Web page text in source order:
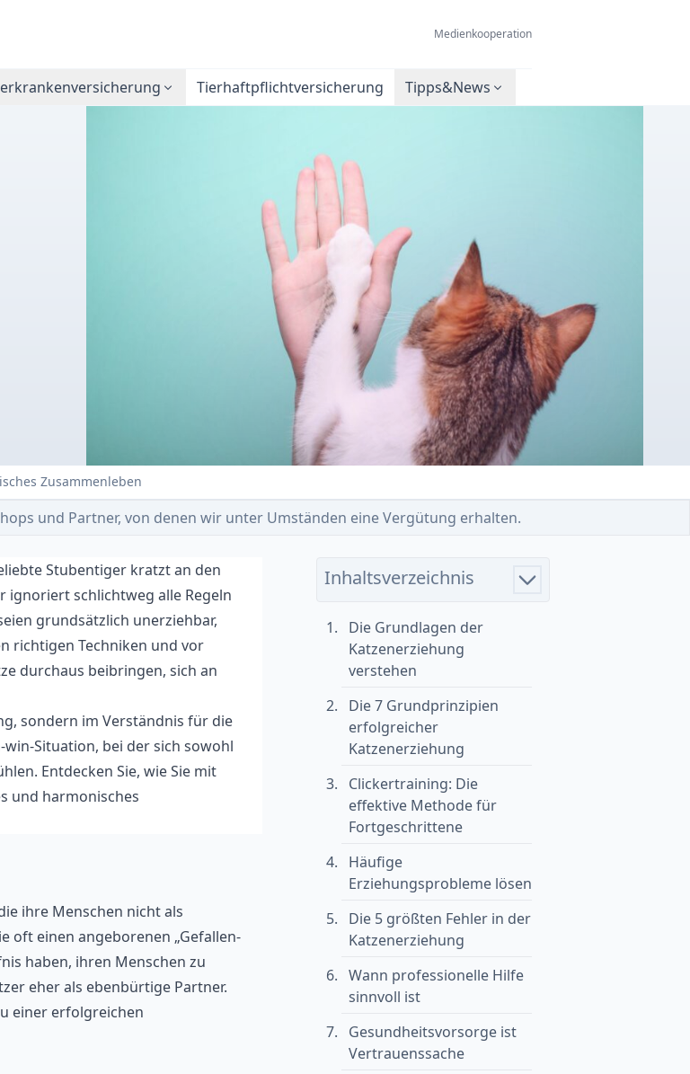
Medienkooperation
Tierhaftpflichtversicherung Tipps&News
Zusammenleben
und Partner, von denen wir unter Umständen eine Vergütung erhalten.
Stubentiger kratzt an den
schlichtweg alle Regeln
grundsätzlich unerziehbar,
richtigen Techniken und vor
durchaus beibringen, sich an
sondern im Verständnis für die
Situation, bei der sich sowohl
Entdecken Sie, wie Sie mit
und harmonisches
ihre Menschen nicht als
oft einen angeborenen „Gefallen-
haben, ihren Menschen zu
eher als ebenbürtige Partner.
einer erfolgreichen
Inhaltsverzeichnis
Die Grundlagen der
Katzenerziehung
verstehen
Die 7 Grundprinzipien
erfolgreicher
Katzenerziehung
Clickertraining: Die
effektive Methode für
Fortgeschrittene
Häufige
Erziehungsprobleme lösen
Die 5 größten Fehler in der
Katzenerziehung
Wann professionelle Hilfe
sinnvoll ist
Gesundheitsvorsorge ist
Vertrauenssache